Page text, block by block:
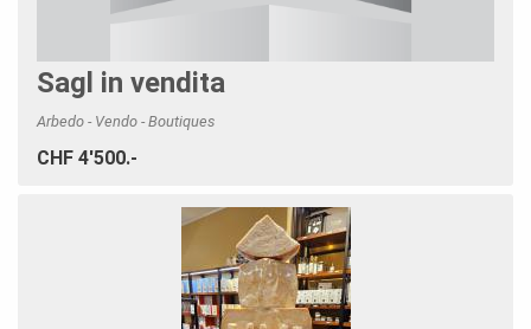
Sagl in vendita
Arbedo - Vendo - Boutiques
CHF 4'500.-